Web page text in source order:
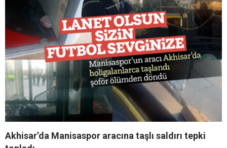
Akhisar’da Manisaspor aracına taşlı saldırı tepki